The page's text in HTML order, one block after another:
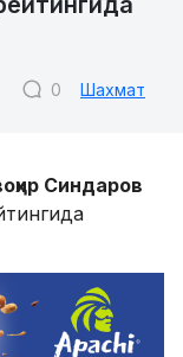
0 Шахмат
Синдаров